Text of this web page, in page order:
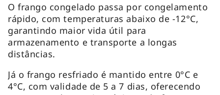
O frango congelado passa por congelamento
rápido, com temperaturas abaixo de -12°C,
garantindo maior vida útil para
armazenamento e transporte a longas
distâncias.
Já o frango resfriado é mantido entre 0°C e
4°C, com validade de 5 a 7 dias, oferecendo